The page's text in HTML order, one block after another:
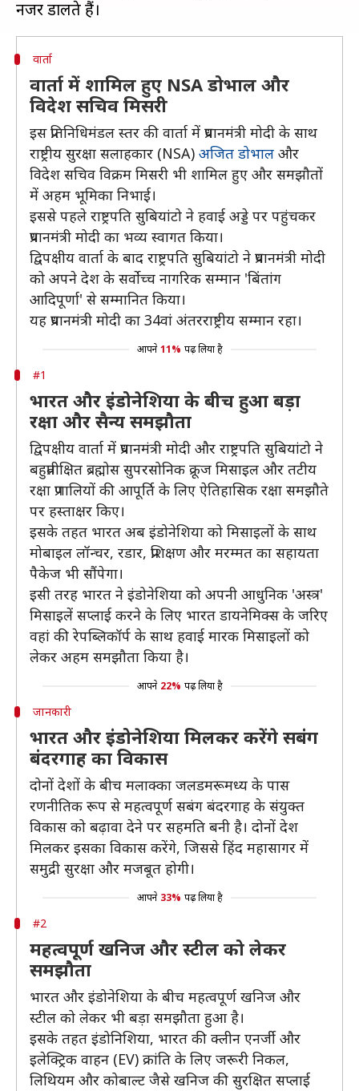
वार्ता
वार्ता में शामिल हुए NSA डोभाल और
विदेश सचिव मिसरी
इस प्रतिनिधिमंडल स्तर की वार्ता में प्रधानमंत्री मोदी के साथ
राष्ट्रीय सुरक्षा सलाहकार (NSA) अजित डोभाल और
विदेश सचिव विक्रम मिसरी भी शामिल हुए और समझौतों
में अहम भूमिका निभाई।
इससे पहले राष्ट्रपति सुबियांटो ने हवाई अड्डे पर पहुंचकर
प्रधानमंत्री मोदी का भव्य स्वागत किया।
द्विपक्षीय वार्ता के बाद राष्ट्रपति सुबियांटो ने प्रधानमंत्री मोदी
को अपने देश के सर्वोच्च नागरिक सम्मान 'बिंतांग
आदिपूर्णा' से सम्मानित किया।
यह प्रधानमंत्री मोदी का 34वां अंतरराष्ट्रीय सम्मान रहा।
आपने 11% पढ़ लिया है
#1
भारत और इंडोनेशिया के बीच हुआ बड़ा
रक्षा और सैन्य समझौता
द्विपक्षीय वार्ता में प्रधानमंत्री मोदी और राष्ट्रपति सुबियांटो ने
बहुप्रतीक्षित ब्रह्मोस सुपरसोनिक क्रूज मिसाइल और तटीय
रक्षा प्रणालियों की आपूर्ति के लिए ऐतिहासिक रक्षा समझौते
पर हस्ताक्षर किए।
इसके तहत भारत अब इंडोनेशिया को मिसाइलों के साथ
मोबाइल लॉन्चर, रडार, प्रशिक्षण और मरम्मत का सहायता
पैकेज भी सौंपेगा।
इसी तरह भारत ने इंडोनेशिया को अपनी आधुनिक 'अस्त्र'
मिसाइलें सप्लाई करने के लिए भारत डायनेमिक्स के जरिए
वहां की रेपब्लिकॉर्प के साथ हवाई मारक मिसाइलों को
लेकर अहम समझौता किया है।
आपने 22% पढ़ लिया है
जानकारी
भारत और इंडोनेशिया मिलकर करेंगे सबंग
बंदरगाह का विकास
दोनों देशों के बीच मलाक्का जलडमरूमध्य के पास
रणनीतिक रूप से महत्वपूर्ण सबंग बंदरगाह के संयुक्त
विकास को बढ़ावा देने पर सहमति बनी है। दोनों देश
मिलकर इसका विकास करेंगे, जिससे हिंद महासागर में
समुद्री सुरक्षा और मजबूत होगी।
आपने 33% पढ़ लिया है
#2
महत्वपूर्ण खनिज और स्टील को लेकर
समझौता
भारत और इंडोनेशिया के बीच महत्वपूर्ण खनिज और
स्टील को लेकर भी बड़ा समझौता हुआ है।
इसके तहत इंडोनिशिया, भारत की क्लीन एनर्जी और
इलेक्ट्रिक वाहन (EV) क्रांति के लिए जरूरी निकल,
लिथियम और कोबाल्ट जैसे खनिज की सुरक्षित सप्लाई